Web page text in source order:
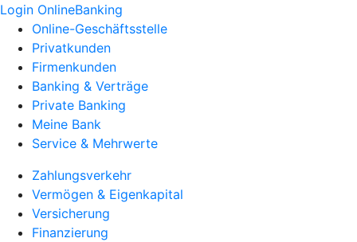
Login OnlineBanking
Online-Geschäftsstelle
Privatkunden
Firmenkunden
Banking & Verträge
Private Banking
Meine Bank
Service & Mehrwerte
Zahlungsverkehr
Vermögen & Eigenkapital
Versicherung
Finanzierung